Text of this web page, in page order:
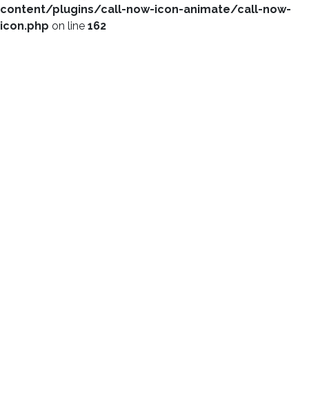
content/plugins/call-now-icon-animate/call-now-
icon.php on line 162